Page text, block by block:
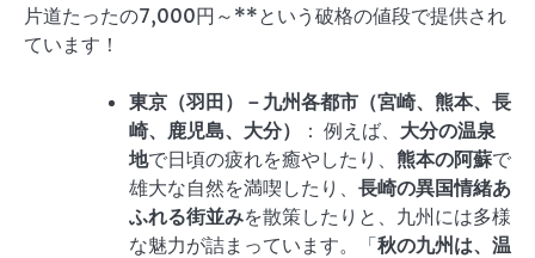
片道たったの7,000円～**という破格の値段で提供され
ています！
東京（羽田）－九州各都市（宮崎、熊本、長
崎、鹿児島、大分）
： 例えば、 大分の温泉
地で日頃の疲れを癒やしたり、 熊本の阿蘇で
雄大な自然を満喫したり、 長崎の異国情緒あ
ふれる街並みを散策したりと、九州には多様
な魅力が詰まっています。「秋の九州は、温